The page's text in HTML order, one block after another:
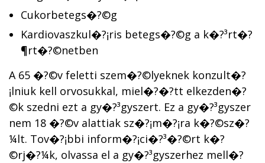
Cukorbetegs�?©g
Kardiovaszkul�?¡ris betegs�?©g a k�?³rt�?
¶rt�?©netben
A 65 �?©v feletti szem�?©lyeknek konzult�?
¡lniuk kell orvosukkal, miel�?�?tt elkezden�?
©k szedni ezt a gy�?³gyszert. Ez a gy�?³gyszer
nem 18 �?©v alattiak sz�?¡m�?¡ra k�?©sz�?
¼lt. Tov�?¡bbi inform�?¡ci�?³�?©rt k�?
©rj�?¼k, olvassa el a gy�?³gyszerhez mell�?